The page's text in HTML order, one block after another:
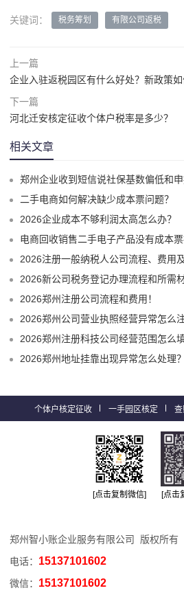
关键词： 税务筹划 有限公司返税
上一篇
企业入驻返税园区有什么好处？新政策如
下一篇
河北迁安核定征收个体户税率是多少？
相关文章
郑州企业收到短信说社保基数偏低和申
二手电商如何解决缺少成本票问题？
2026企业成本不够利润太高怎么办？
电商回收销售二手电子产品没有成本
2026注册一般纳税人公司流程、费用及
2026新公司税务登记办理流程和所需材
2026郑州注册公司流程和费用！
2026郑州公司营业执照经营异常怎么注
2026郑州注册科技公司经营范围怎么
2026郑州地址挂靠出现异常怎么处理？
个体户核定征收 一手园区核定
[点击复制微信] [点击
郑州智小账企业服务有限公司 版权所有
电话： 15137101602
微信： 15137101602